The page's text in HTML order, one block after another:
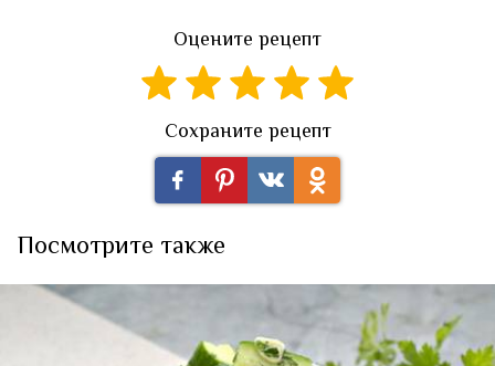
Оцените рецепт
Сохраните рецепт
Посмотрите также